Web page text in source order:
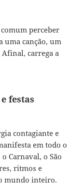
perceber
uma canção, um
carrega a
festas
contagiante e
em todo o
Carnaval, o São
ritmos e
mundo inteiro.